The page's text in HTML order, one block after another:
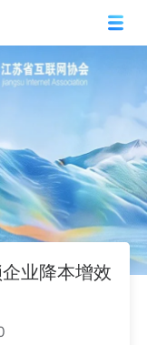
业降本增效